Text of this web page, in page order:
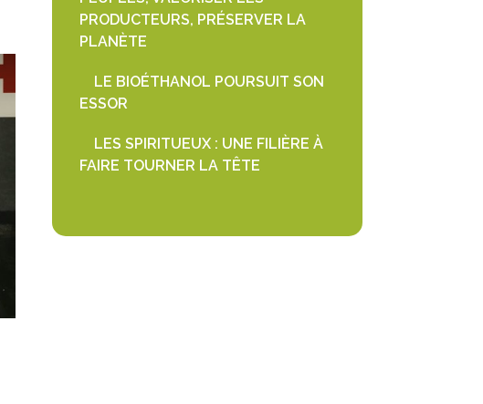
PRODUCTEURS, PRÉSERVER LA
PLANÈTE
LE BIOÉTHANOL POURSUIT SON
ESSOR
LES SPIRITUEUX : UNE FILIÈRE À
FAIRE TOURNER LA TÊTE